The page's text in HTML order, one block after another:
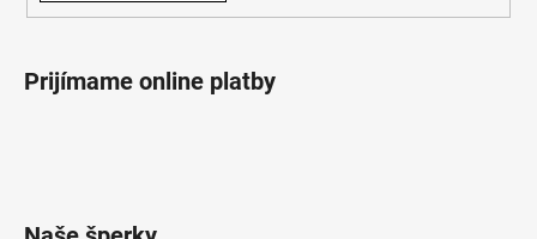
Prijímame online platby